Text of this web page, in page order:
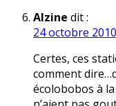
Alzine dit :
24 octobre
Certes, ces
comment
écolobobos à la